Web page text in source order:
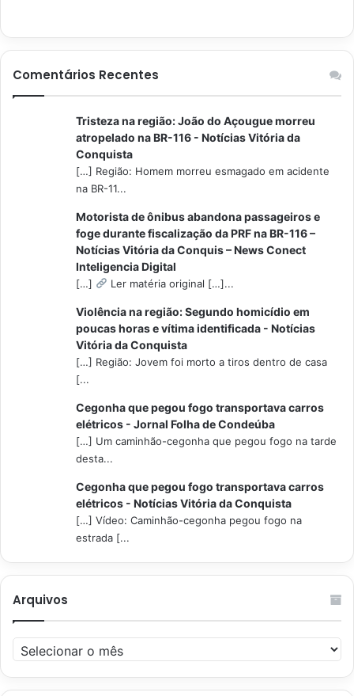
Comentários Recentes
Tristeza na região: João do Açougue morreu
atropelado na BR-116 - Notícias Vitória da
Conquista
[…] Região: Homem morreu esmagado em acidente
na BR-11...
Motorista de ônibus abandona passageiros e
foge durante fiscalização da PRF na BR-116 –
Notícias Vitória da Conquis – News Conect
Inteligencia Digital
[…] Ler matéria original […]...
Violência na região: Segundo homicídio em
poucas horas e vítima identificada - Notícias
Vitória da Conquista
[…] Região: Jovem foi morto a tiros dentro de casa
[...
Cegonha que pegou fogo transportava carros
elétricos - Jornal Folha de Condeúba
[…] Um caminhão-cegonha que pegou fogo na tarde
desta...
Cegonha que pegou fogo transportava carros
elétricos - Notícias Vitória da Conquista
[…] Vídeo: Caminhão-cegonha pegou fogo na
estrada [...
Arquivos
Arquivos